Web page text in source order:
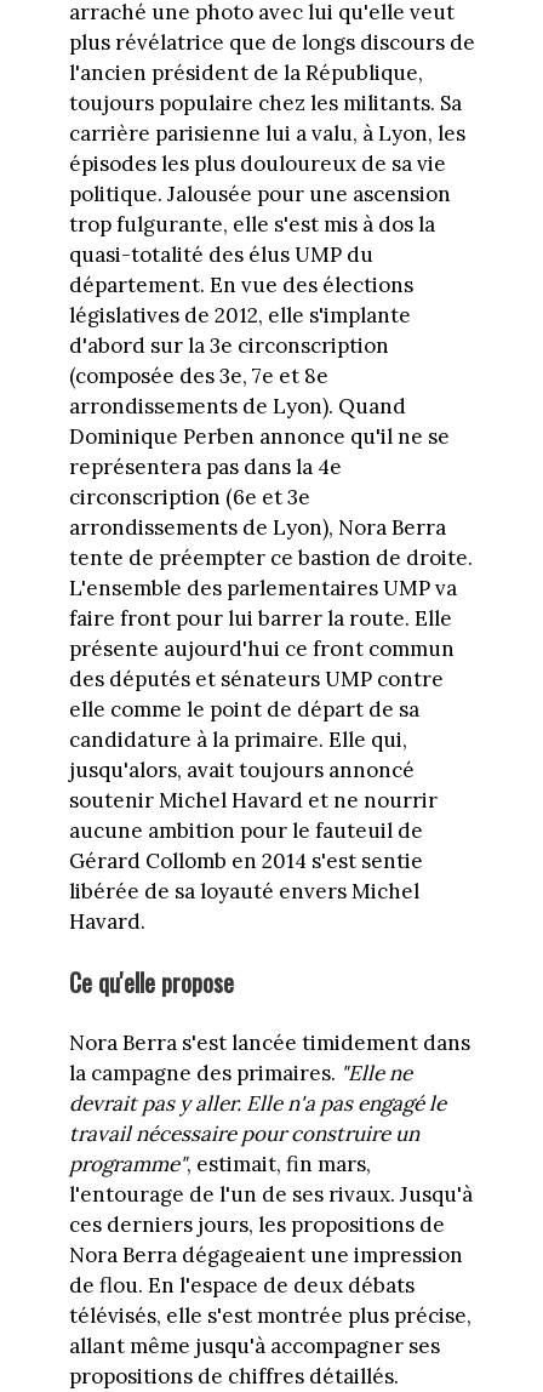
arraché une photo avec lui qu'elle veut
plus révélatrice que de longs discours de
l'ancien président de la République,
toujours populaire chez les militants. Sa
carrière parisienne lui a valu, à Lyon, les
épisodes les plus douloureux de sa vie
politique. Jalousée pour une ascension
trop fulgurante, elle s'est mis à dos la
quasi-totalité des élus UMP du
département. En vue des élections
législatives de 2012, elle s'implante
d'abord sur la 3e circonscription
(composée des 3e, 7e et 8e
arrondissements de Lyon). Quand
Dominique Perben annonce qu'il ne se
représentera pas dans la 4e
circonscription (6e et 3e
arrondissements de Lyon), Nora Berra
tente de préempter ce bastion de droite.
L'ensemble des parlementaires UMP va
faire front pour lui barrer la route. Elle
présente aujourd'hui ce front commun
des députés et sénateurs UMP contre
elle comme le point de départ de sa
candidature à la primaire. Elle qui,
jusqu'alors, avait toujours annoncé
soutenir Michel Havard et ne nourrir
aucune ambition pour le fauteuil de
Gérard Collomb en 2014 s'est sentie
libérée de sa loyauté envers Michel
Havard.
Ce qu'elle propose
Nora Berra s'est lancée timidement dans
la campagne des primaires. "Elle ne
devrait pas y aller. Elle n'a pas engagé le
travail nécessaire pour construire un
programme", estimait, fin mars,
l'entourage de l'un de ses rivaux. Jusqu'à
ces derniers jours, les propositions de
Nora Berra dégageaient une impression
de flou. En l'espace de deux débats
télévisés, elle s'est montrée plus précise,
allant même jusqu'à accompagner ses
propositions de chiffres détaillés.